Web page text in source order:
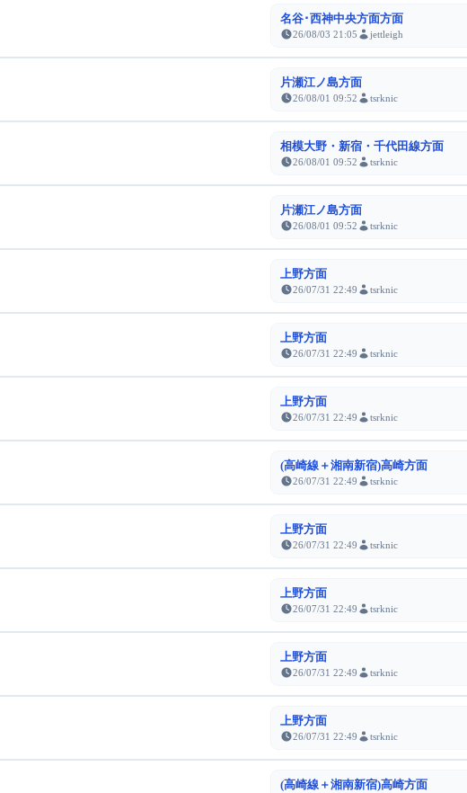
名谷･西神中央方面方面
26/08/03 21:05 jettleigh
片瀬江ノ島方面
26/08/01 09:52 tsrknic
相模大野・新宿・千代田線方面
26/08/01 09:52 tsrknic
片瀬江ノ島方面
26/08/01 09:52 tsrknic
上野方面
26/07/31 22:49 tsrknic
上野方面
26/07/31 22:49 tsrknic
上野方面
26/07/31 22:49 tsrknic
(高崎線＋湘南新宿)高崎方面
26/07/31 22:49 tsrknic
上野方面
26/07/31 22:49 tsrknic
上野方面
26/07/31 22:49 tsrknic
上野方面
26/07/31 22:49 tsrknic
上野方面
26/07/31 22:49 tsrknic
(高崎線＋湘南新宿)高崎方面